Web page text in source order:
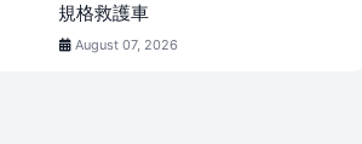
規格救護車
August 07, 2026